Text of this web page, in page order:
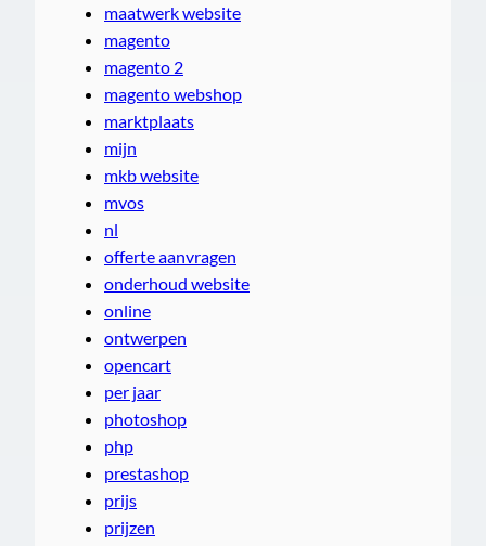
maatwerk website
magento
magento 2
magento webshop
marktplaats
mijn
mkb website
mvos
nl
offerte aanvragen
onderhoud website
online
ontwerpen
opencart
per jaar
photoshop
php
prestashop
prijs
prijzen